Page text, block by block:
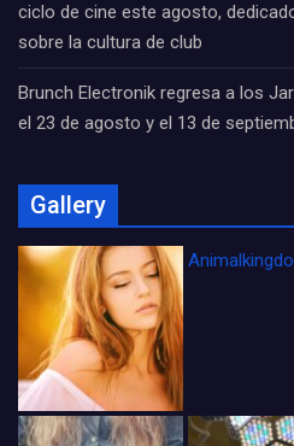
ciclo de cine este agosto,
sobre la cultura de club
Brunch Electronik regresa a los
el 23 de agosto y el 13 de
Gallery